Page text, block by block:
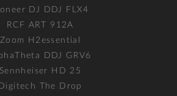
DJ DDJ FLX4
RCF ART 912A
Zoom H2essential
DDJ GRV6
Sennheiser HD 25
Digitech The Drop